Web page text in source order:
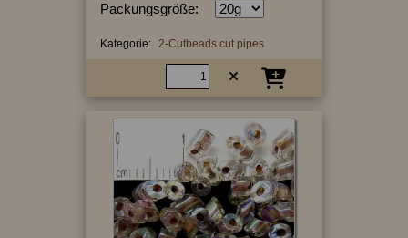
Packungsgröße:
Kategorie: 2-Cutbeads cut pipes